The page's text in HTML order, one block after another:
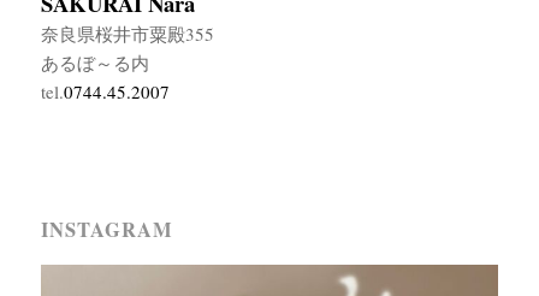
奈良県桜井市粟殿355
あるぼ～る内
tel.0744.45.2007
INSTAGRAM